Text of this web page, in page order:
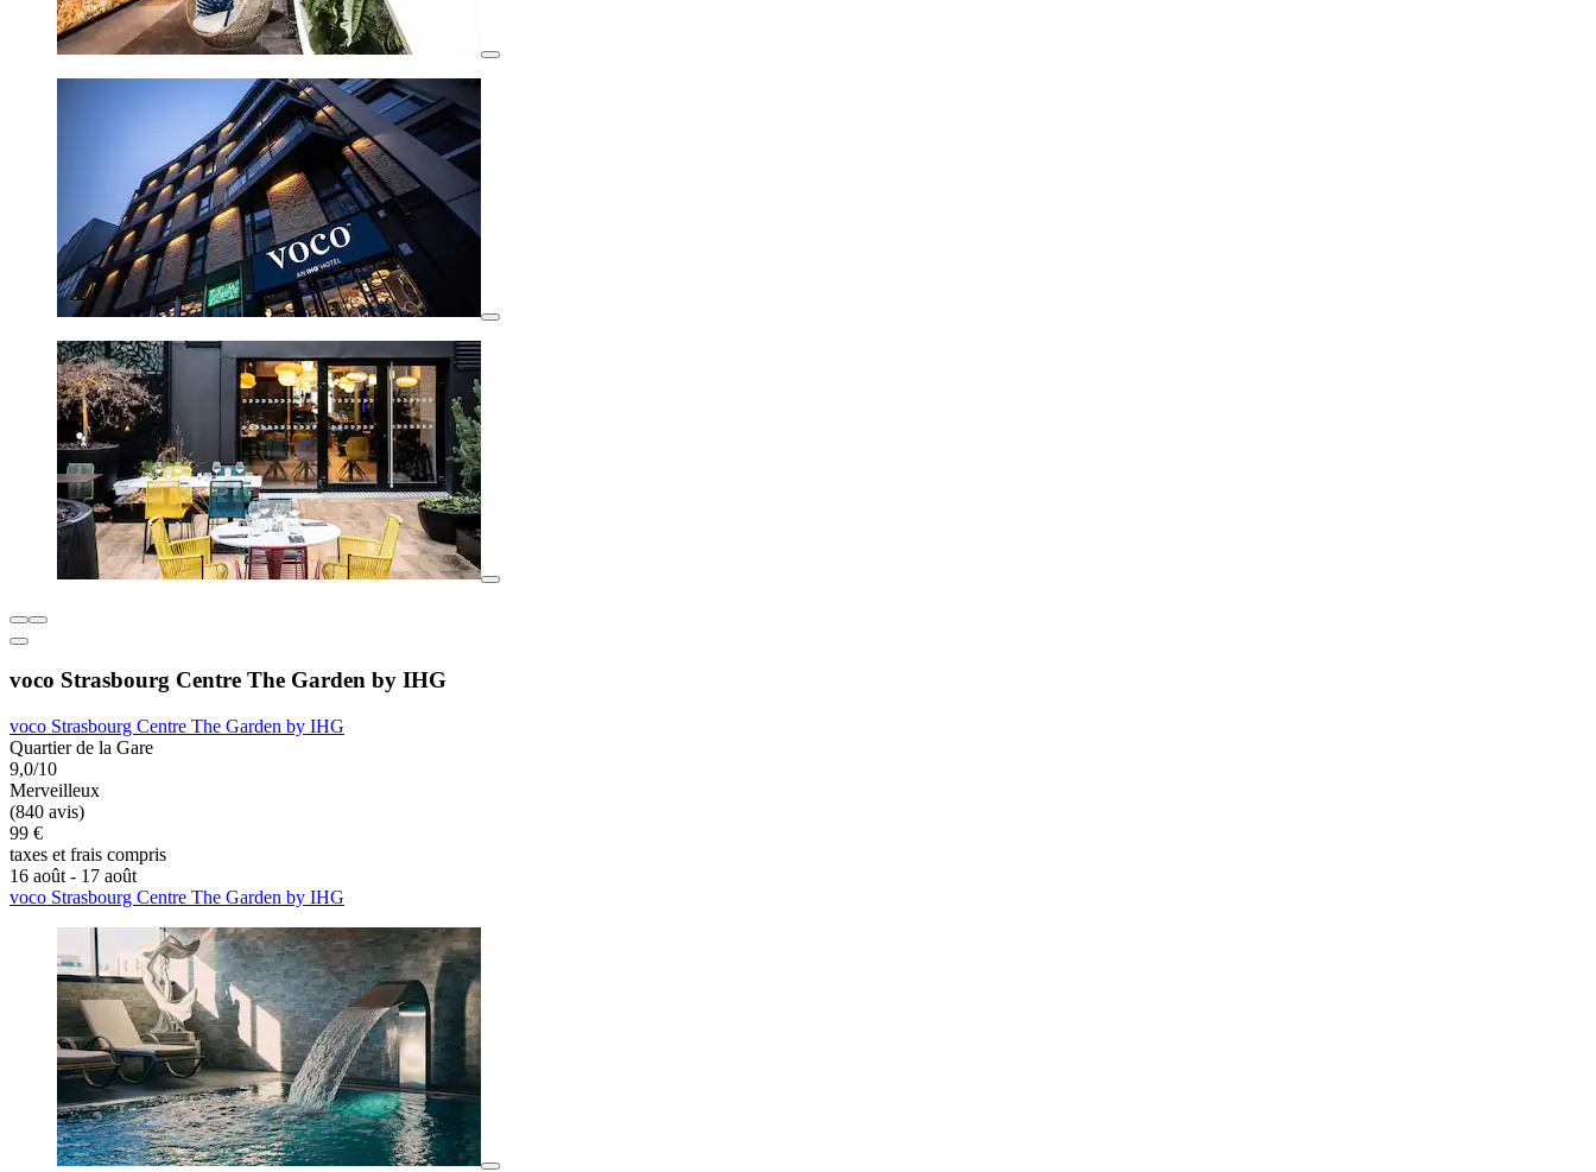
voco Strasbourg Centre The Garden by IHG
voco Strasbourg Centre The Garden by IHG
Quartier de la Gare
9,0/10
Merveilleux
(840 avis)
99 €
taxes et frais compris
16 août - 17 août
voco Strasbourg Centre The Garden by IHG